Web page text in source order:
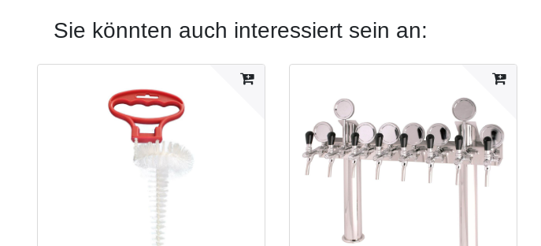
Sie könnten auch interessiert sein an: